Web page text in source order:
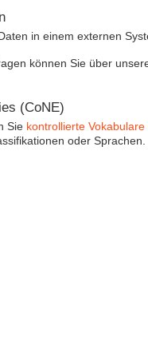
in einem externen
können Sie über
(CoNE)
Sie kontrollierte Vokabulare
oder Sprachen.